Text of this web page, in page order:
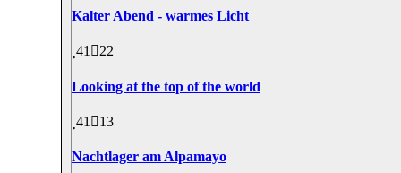
Kalter Abend - warmes Licht
41 22
Looking at the top of the world
41 13
Nachtlager am Alpamayo